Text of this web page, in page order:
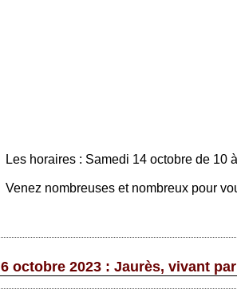
Les horaires : Samedi 14 octobre de 10
Venez nombreuses et nombreux pour
6 octobre 2023 : Jaurès, vivant